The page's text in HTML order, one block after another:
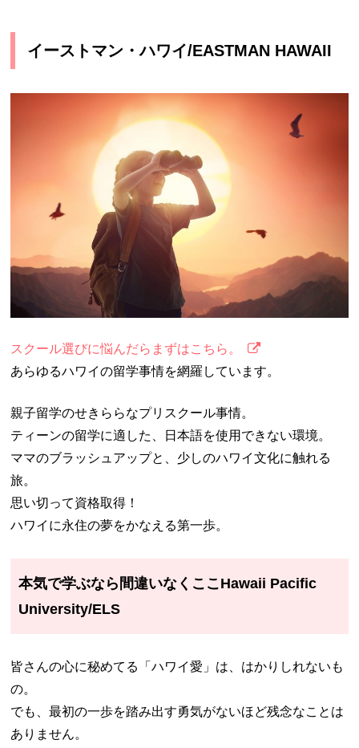
イーストマン・ハワイ/EASTMAN HAWAII
スクール選びに悩んだらまずはこちら。
あらゆるハワイの留学事情を網羅しています。
親子留学のせきららなプリスクール事情。
ティーンの留学に適した、日本語を使用できない環境。
ママのブラッシュアップと、少しのハワイ文化に触れる
旅。
思い切って資格取得！
ハワイに永住の夢をかなえる第一歩。
本気で学ぶなら間違いなくここHawaii Pacific
University/ELS
皆さんの心に秘めてる「ハワイ愛」は、はかりしれないも
の。
でも、最初の一歩を踏み出す勇気がないほど残念なことは
ありません。